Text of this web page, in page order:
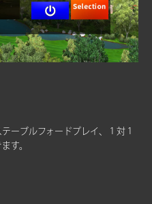
ーブルフォードプレイ、
１対１
す。